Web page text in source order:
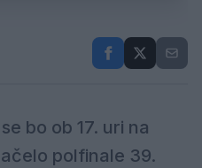
bo ob 17. uri na
polfinale 39.